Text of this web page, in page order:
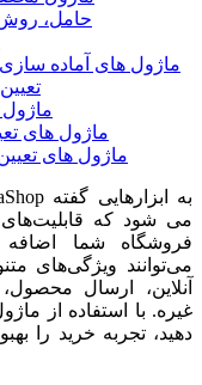
حامل، روش
ماژول های آماده
ماژول
ماژول های
ماژول های
می شود که
فروشگاه شما
می‌توانند ویژگی‌های
آنلاین، ارسال
غیره. با استفاده از
دهید، تجربه خرید را